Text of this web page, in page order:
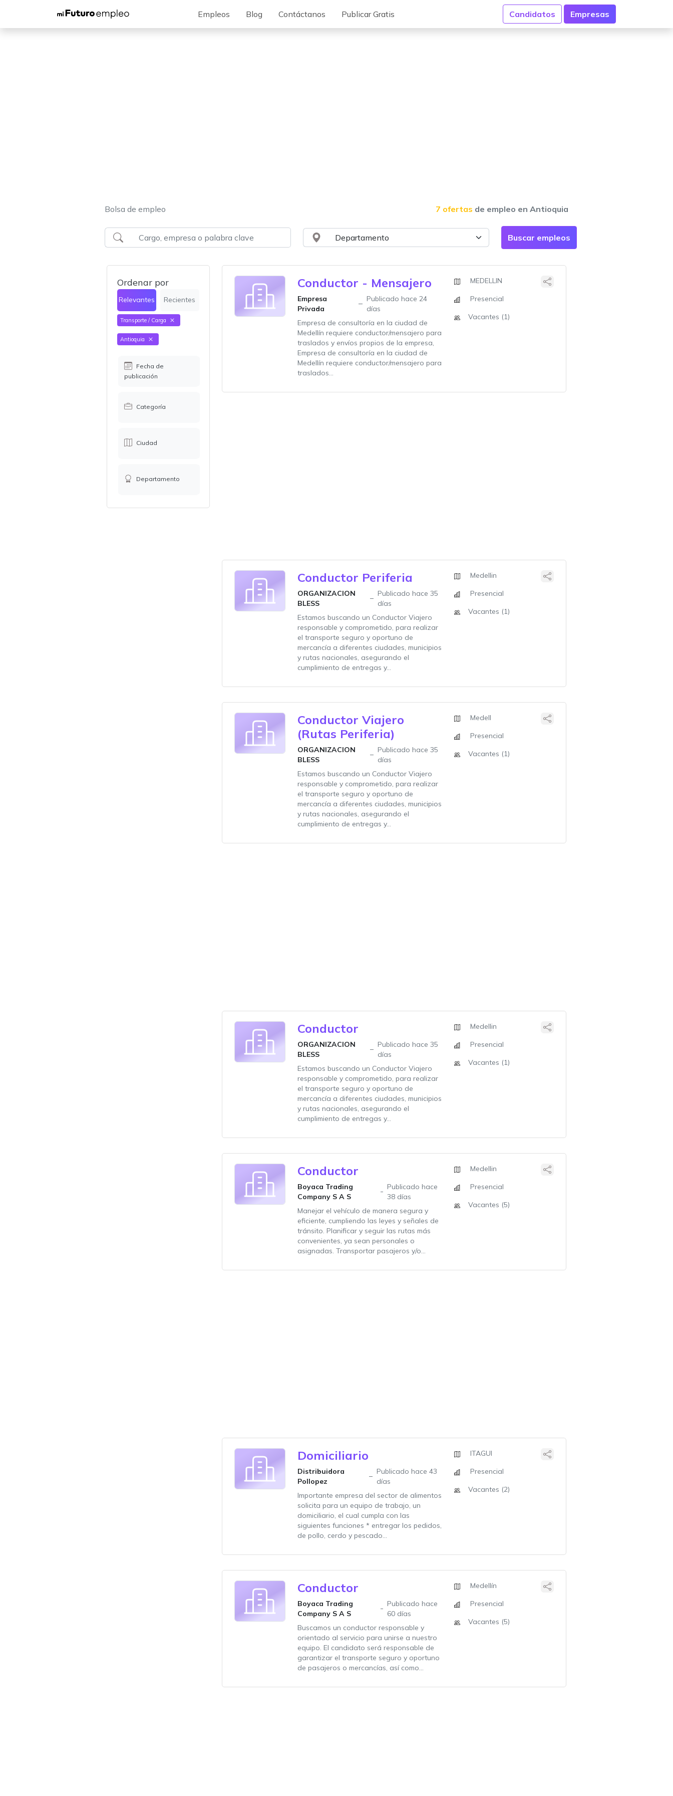
Empleos Blog Contáctanos Publicar Gratis Candidatos Empresas
Bolsa de empleo 7 ofertas de empleo en Antioquia
Ordenar por
Relevantes Recientes
Transporte / Carga
Antioquia
Fecha de
publicación
Categoría
Ciudad
Departamento
Conductor - Mensajero
Empresa
Privada
Publicado hace 24
días
Empresa de consultoría en la ciudad de
Medellín requiere conductor/mensajero para
traslados y envíos propios de la empresa,
Empresa de consultoría en la ciudad de
Medellín requiere conductor/mensajero para
traslados...
MEDELLIN
Presencial
Vacantes (1)
Conductor Periferia
ORGANIZACION
BLESS
Publicado hace 35
días
Estamos buscando un Conductor Viajero
responsable y comprometido, para realizar
el transporte seguro y oportuno de
mercancía a diferentes ciudades, municipios
y rutas nacionales, asegurando el
cumplimiento de entregas y...
Medellin
Presencial
Vacantes (1)
Conductor Viajero
(Rutas Periferia)
ORGANIZACION
BLESS
Publicado hace 35
días
Estamos buscando un Conductor Viajero
responsable y comprometido, para realizar
el transporte seguro y oportuno de
mercancía a diferentes ciudades, municipios
y rutas nacionales, asegurando el
cumplimiento de entregas y...
Medell
Presencial
Vacantes (1)
Conductor
ORGANIZACION
BLESS
Publicado hace 35
días
Estamos buscando un Conductor Viajero
responsable y comprometido, para realizar
el transporte seguro y oportuno de
mercancía a diferentes ciudades, municipios
y rutas nacionales, asegurando el
cumplimiento de entregas y...
Medellin
Presencial
Vacantes (1)
Conductor
Boyaca Trading
Company S A S
Publicado hace
38 días
Manejar el vehículo de manera segura y
eficiente, cumpliendo las leyes y señales de
tránsito. Planificar y seguir las rutas más
convenientes, ya sean personales o
asignadas. Transportar pasajeros y/o...
Medellin
Presencial
Vacantes (5)
Domiciliario
Distribuidora
Pollopez
Publicado hace 43
días
Importante empresa del sector de alimentos
solicita para un equipo de trabajo, un
domiciliario, el cual cumpla con las
siguientes funciones * entregar los pedidos,
de pollo, cerdo y pescado...
ITAGUI
Presencial
Vacantes (2)
Conductor
Boyaca Trading
Company S A S
Publicado hace
60 días
Buscamos un conductor responsable y
orientado al servicio para unirse a nuestro
equipo. El candidato será responsable de
garantizar el transporte seguro y oportuno
de pasajeros o mercancías, así como...
Medellín
Presencial
Vacantes (5)